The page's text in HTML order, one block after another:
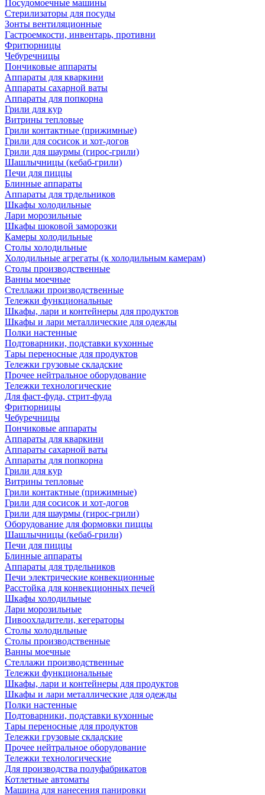
Посудомоечные машины
Стерилизаторы для посуды
Зонты вентиляционные
Гастроемкости, инвентарь, противни
Фритюрницы
Чебуречницы
Пончиковые аппараты
Аппараты для кваркини
Аппараты сахарной ваты
Аппараты для попкорна
Грили для кур
Витрины тепловые
Грили контактные (прижимные)
Грили для сосисок и хот-догов
Грили для шаурмы (гирос-грили)
Шашлычницы (кебаб-грили)
Печи для пиццы
Блинные аппараты
Аппараты для трдельников
Шкафы холодильные
Лари морозильные
Шкафы шоковой заморозки
Камеры холодильные
Столы холодильные
Холодильные агрегаты (к холодильным камерам)
Столы производственные
Ванны моечные
Стеллажи производственные
Тележки функциональные
Шкафы, лари и контейнеры для продуктов
Шкафы и лари металлические для одежды
Полки настенные
Подтоварники, подставки кухонные
Тары переносные для продуктов
Тележки грузовые складские
Прочее нейтральное оборудование
Тележки технологические
Для фаст-фуда, стрит-фуда
Фритюрницы
Чебуречницы
Пончиковые аппараты
Аппараты для кваркини
Аппараты сахарной ваты
Аппараты для попкорна
Грили для кур
Витрины тепловые
Грили контактные (прижимные)
Грили для сосисок и хот-догов
Грили для шаурмы (гирос-грили)
Оборудование для формовки пиццы
Шашлычницы (кебаб-грили)
Печи для пиццы
Блинные аппараты
Аппараты для трдельников
Печи электрические конвекционные
Расстойка для конвекционных печей
Шкафы холодильные
Лари морозильные
Пивоохладители, кегераторы
Столы холодильные
Столы производственные
Ванны моечные
Стеллажи производственные
Тележки функциональные
Шкафы, лари и контейнеры для продуктов
Шкафы и лари металлические для одежды
Полки настенные
Подтоварники, подставки кухонные
Тары переносные для продуктов
Тележки грузовые складские
Прочее нейтральное оборудование
Тележки технологические
Для производства полуфабрикатов
Котлетные автоматы
Машина для нанесения панировки